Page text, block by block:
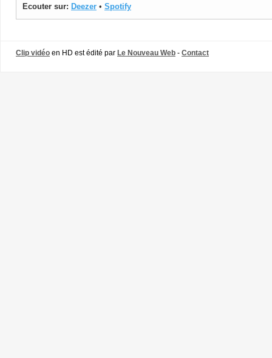
Ecouter sur: Deezer • Spotify
Clip vidéo en HD est édité par Le Nouveau Web - Contact